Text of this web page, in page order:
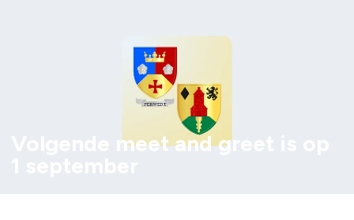
Volgende meet and greet is op